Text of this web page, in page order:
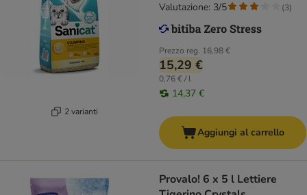
2 varianti
Prezzo reg. 16,98 €
15,29 €
0,76 € / l
14,37 €
Valutazione: 3/5 (3)
Aggiungi al carrello
Provalo! 6 x 5 l Lettiere